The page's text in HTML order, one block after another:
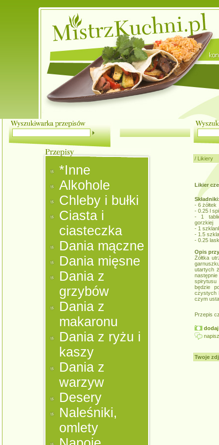
*Inne
Alkohole
Chleby i bułki
Ciasta i
ciasteczka
Dania mączne
Dania mięsne
Dania z
grzybów
Dania z
makaronu
Dania z ryżu i
kaszy
Dania z
warzyw
Desery
Naleśniki,
omlety
/ Likiery
Likier
- 6 żółtek
- 0.25 l
- 1
gorzkiej
- 1
- 1.5
- 0.25
Opis
Żółtka
utartych
będzie
czystych
czym
Przepis
Twoje